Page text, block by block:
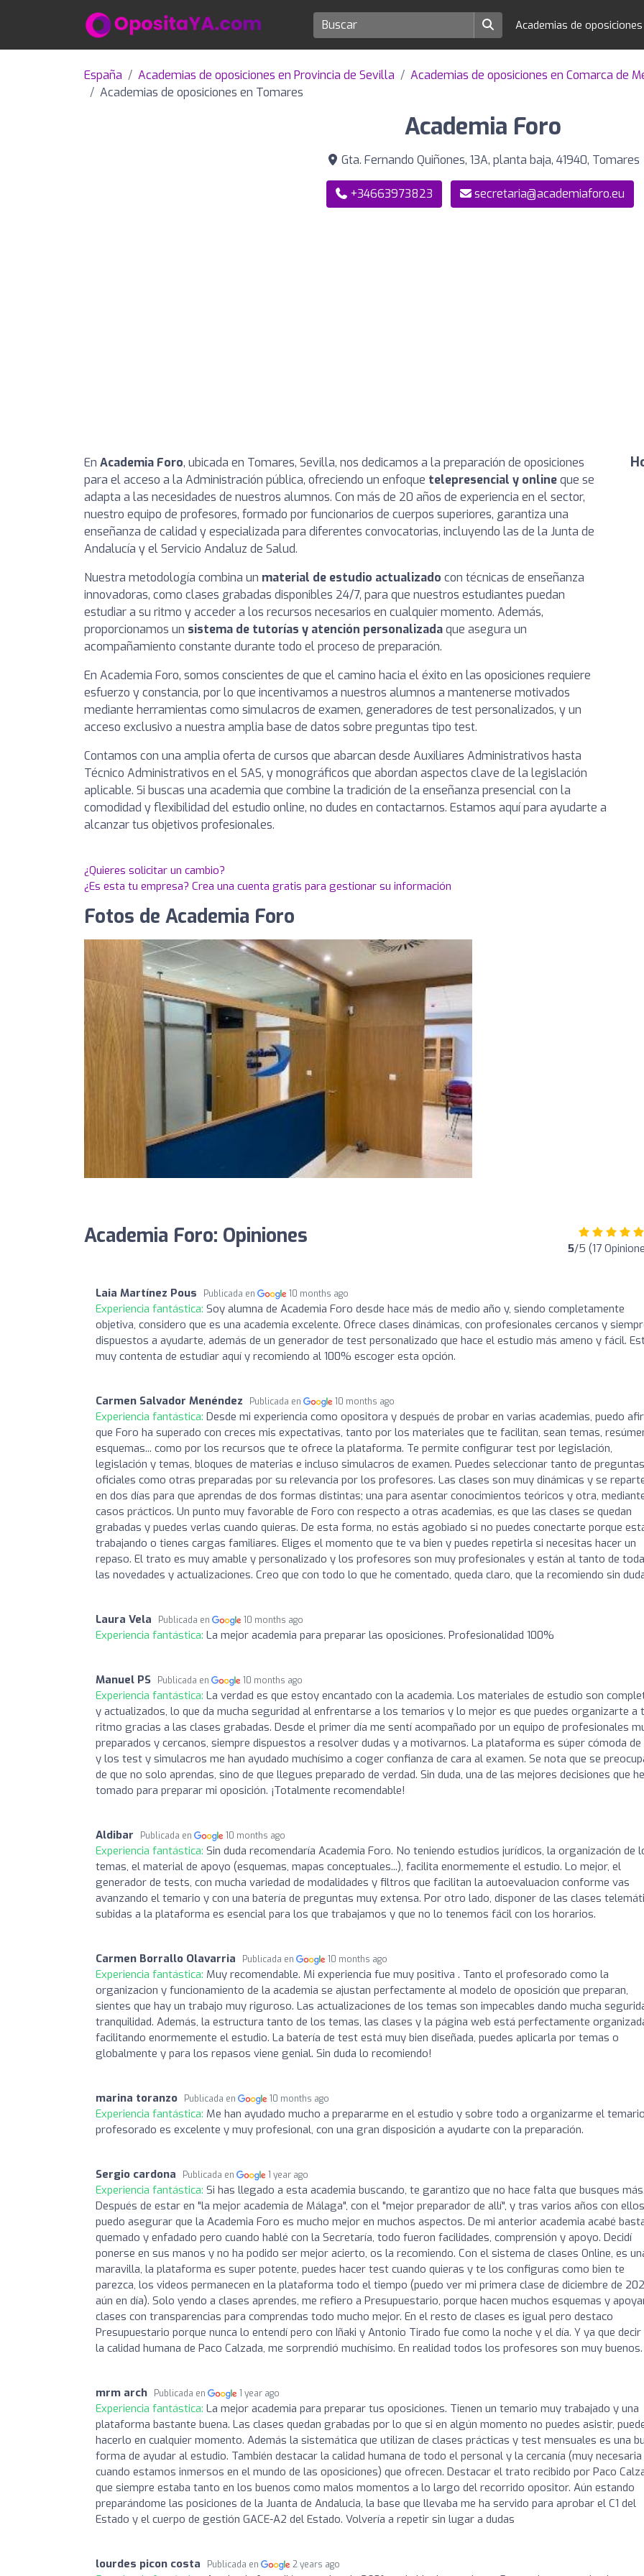
Academias de
España Academias de oposiciones en Provincia de Sevilla
Academias de oposiciones en Comarca de
Academias de oposiciones en Tomares
Academia Foro
Gta. Fernando Quiñones, 13A, planta baja, 41940, Tomares
+34663973823 secretaria@academiaforo.eu
En Academia Foro, ubicada en Tomares, Sevilla, nos dedicamos a la preparación de oposiciones
para el acceso a la Administración pública, ofreciendo un enfoque telepresencial y onlineque se
adapta a las necesidades de nuestros alumnos. Con más de 20 años de experiencia en el sector,
nuestro equipo de profesores, formado por funcionarios de cuerpos superiores, garantiza una
enseñanza de calidad y especializada para diferentes convocatorias, incluyendo las de la Junta de
Andalucía y el Servicio Andaluz de Salud.
Nuestra metodología combina un material de estudio actualizado con técnicas de enseñanza
innovadoras, como clases grabadas disponibles 24/7, para que nuestros estudiantes puedan
estudiar a su ritmo y acceder a los recursos necesarios en cualquier momento. Además,
proporcionamos un sistema de tutorías y atención personalizadaque asegura un
acompañamiento constante durante todo el proceso de preparación.
En Academia Foro, somos conscientes de que el camino hacia el éxito en las oposiciones requiere
esfuerzo y constancia, por lo que incentivamos a nuestros alumnos a mantenerse motivados
mediante herramientas como simulacros de examen, generadores de test personalizados, y un
acceso exclusivo a nuestra amplia base de datos sobre preguntas tipo test.
Contamos con una amplia oferta de cursos que abarcan desde Auxiliares Administrativos hasta
Técnico Administrativos en el SAS, y monográficos que abordan aspectos clave de la legislación
aplicable. Si buscas una academia que combine la tradición de la enseñanza presencial con la
comodidad y flexibilidad del estudio online, no dudes en contactarnos. Estamos aquí para ayudarte a
alcanzar tus objetivos profesionales.
¿Quieres solicitar un cambio?
¿Es esta tu empresa? Crea una cuenta gratis para gestionar su información
Fotos de Academia Foro
Academia Foro: Opiniones 5/5 (17
Laia Martínez Pous Publicada en 10 months ago
Experiencia fantástica: Soy alumna de Academia Foro desde hace más de medio año y, siendo completamente
objetiva, considero que es una academia excelente. Ofrece clases dinámicas, con profesionales cercanos y
dispuestos a ayudarte, además de un generador de test personalizado que hace el estudio más ameno y fácil.
muy contenta de estudiar aquí y recomiendo al 100% escoger esta opción.
Carmen Salvador Menéndez Publicada en 10 months ago
Experiencia fantástica: Desde mi experiencia como opositora y después de probar en varias academias, puedo
que Foro ha superado con creces mis expectativas, tanto por los materiales que te facilitan, sean temas,
esquemas... como por los recursos que te ofrece la plataforma. Te permite configurar test por legislación,
legislación y temas, bloques de materias e incluso simulacros de examen. Puedes seleccionar tanto de preguntas
oficiales como otras preparadas por su relevancia por los profesores. Las clases son muy dinámicas y se
en dos días para que aprendas de dos formas distintas; una para asentar conocimientos teóricos y otra,
casos prácticos. Un punto muy favorable de Foro con respecto a otras academias, es que las clases se quedan
grabadas y puedes verlas cuando quieras. De esta forma, no estás agobiado si no puedes conectarte porque
trabajando o tienes cargas familiares. Eliges el momento que te va bien y puedes repetirla si necesitas hacer un
repaso. El trato es muy amable y personalizado y los profesores son muy profesionales y están al tanto de
las novedades y actualizaciones. Creo que con todo lo que he comentado, queda claro, que la recomiendo sin
Laura Vela Publicada en 10 months ago
Experiencia fantástica: La mejor academia para preparar las oposiciones. Profesionalidad 100%
Manuel PS Publicada en 10 months ago
Experiencia fantástica: La verdad es que estoy encantado con la academia. Los materiales de estudio son
y actualizados, lo que da mucha seguridad al enfrentarse a los temarios y lo mejor es que puedes organizarte a
ritmo gracias a las clases grabadas. Desde el primer día me sentí acompañado por un equipo de profesionales
preparados y cercanos, siempre dispuestos a resolver dudas y a motivarnos. La plataforma es súper cómoda de
y los test y simulacros me han ayudado muchísimo a coger confianza de cara al examen. Se nota que se
de que no solo aprendas, sino de que llegues preparado de verdad. Sin duda, una de las mejores decisiones que he
tomado para preparar mi oposición. ¡Totalmente recomendable!
Aldibar Publicada en 10 months ago
Experiencia fantástica: Sin duda recomendaría Academia Foro. No teniendo estudios jurídicos, la organización de
temas, el material de apoyo (esquemas, mapas conceptuales...), facilita enormemente el estudio. Lo mejor, el
generador de tests, con mucha variedad de modalidades y filtros que facilitan la autoevaluacion conforme vas
avanzando el temario y con una batería de preguntas muy extensa. Por otro lado, disponer de las clases
subidas a la plataforma es esencial para los que trabajamos y que no lo tenemos fácil con los horarios.
Carmen Borrallo Olavarria Publicada en 10 months ago
Experiencia fantástica: Muy recomendable. Mi experiencia fue muy positiva . Tanto el profesorado como la
organizacion y funcionamiento de la academia se ajustan perfectamente al modelo de oposición que preparan,
sientes que hay un trabajo muy riguroso. Las actualizaciones de los temas son impecables dando mucha
tranquilidad. Además, la estructura tanto de los temas, las clases y la página web está perfectamente
facilitando enormemente el estudio. La batería de test está muy bien diseñada, puedes aplicarla por temas o
globalmente y para los repasos viene genial. Sin duda lo recomiendo!
marina toranzo Publicada en 10 months ago
Experiencia fantástica: Me han ayudado mucho a prepararme en el estudio y sobre todo a organizarme el
profesorado es excelente y muy profesional, con una gran disposición a ayudarte con la preparación.
Sergio cardona Publicada en 1 year ago
Experiencia fantástica: Si has llegado a esta academia buscando, te garantizo que no hace falta que busques
Después de estar en "la mejor academia de Málaga", con el "mejor preparador de allí", y tras varios años con
puedo asegurar que la Academia Foro es mucho mejor en muchos aspectos. De mi anterior academia acabé
quemado y enfadado pero cuando hablé con la Secretaría, todo fueron facilidades, comprensión y apoyo. Decidí
ponerse en sus manos y no ha podido ser mejor acierto, os la recomiendo. Con el sistema de clases Online, es
maravilla, la plataforma es super potente, puedes hacer test cuando quieras y te los configuras como bien te
parezca, los videos permanecen en la plataforma todo el tiempo (puedo ver mi primera clase de diciembre de
aún en día). Solo yendo a clases aprendes, me refiero a Presupuestario, porque hacen muchos esquemas y
clases con transparencias para comprendas todo mucho mejor. En el resto de clases es igual pero destaco
Presupuestario porque nunca lo entendí pero con Iñaki y Antonio Tirado fue como la noche y el día. Y ya que decir
la calidad humana de Paco Calzada, me sorprendió muchísimo. En realidad todos los profesores son muy buenos.
mrm arch Publicada en 1 year ago
Experiencia fantástica: La mejor academia para preparar tus oposiciones. Tienen un temario muy trabajado y una
plataforma bastante buena. Las clases quedan grabadas por lo que si en algún momento no puedes asistir,
hacerlo en cualquier momento. Además la sistemática que utilizan de clases prácticas y test mensuales es una
forma de ayudar al estudio. También destacar la calidad humana de todo el personal y la cercanía (muy necesaria
cuando estamos inmersos en el mundo de las oposiciones) que ofrecen. Destacar el trato recibido por Paco
que siempre estaba tanto en los buenos como malos momentos a lo largo del recorrido opositor. Aún estando
preparándome las posiciones de la Juanta de Andalucia, la base que llevaba me ha servido para aprobar el C1 del
Estado y el cuerpo de gestión GACE-A2 del Estado. Volvería a repetir sin lugar a dudas
lourdes picon costa Publicada en 2 years ago